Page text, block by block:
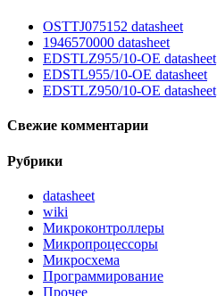
OSTTJ075152 datasheet
1946570000 datasheet
EDSTLZ955/10-OE datasheet
EDSTL955/10-OE datasheet
EDSTLZ950/10-OE datasheet
Свежие комментарии
Рубрики
datasheet
wiki
Микроконтроллеры
Микропроцессоры
Микросхема
Программирование
Прочее